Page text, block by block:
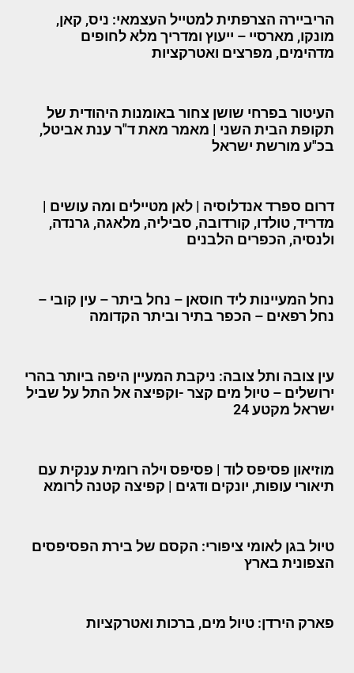
הריביירה הצרפתית למטייל העצמאי: ניס, קאן,
מונקו, מארסיי – ייעוץ ומדריך מלא לחופים
מדהימים, מפרצים ואטרקציות
העיטור בפרחי שושן צחור באומנות היהודית של
תקופת הבית השני | מאמר מאת ד"ר ענת אביטל,
בכ"ע מורשת ישראל
דרום ספרד אנדלוסיה | לאן מטיילים ומה עושים |
מדריד, טולדו, קורדובה, סביליה, מלאגה, גרנדה,
ולנסיה, הכפרים הלבנים
נחל המעיינות ליד חוסאן – נחל ביתר – עין קובי –
נחל רפאים – הכפר בתיר וביתר הקדומה
עין צובה ותל צובה: ניקבת המעיין היפה ביותר בהרי
ירושלים – טיול מים קצר -וקפיצה אל התל על שביל
ישראל מקטע 24
מוזיאון פסיפס לוד | פסיפס וילה רומית ענקית עם
תיאורי עופות, יונקים ודגים | קפיצה קטנה לרומא
טיול בגן לאומי ציפורי: הקסם של בירת הפסיפסים
הצפונית בארץ
פארק הירדן: טיול מים, ברכות ואטרקציות